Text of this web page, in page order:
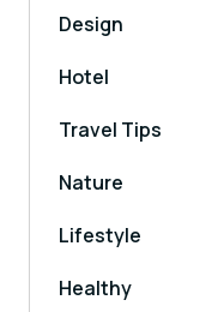
Design
Hotel
Travel Tips
Nature
Lifestyle
Healthy